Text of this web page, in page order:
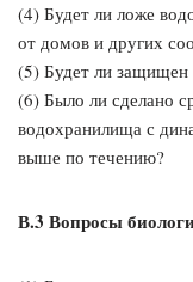
(4) Будет ли ложе
от домов и других
(5) Будет ли защищен
(6) Было ли сделано
водохранилища с
выше по течению?
В.3 Вопросы